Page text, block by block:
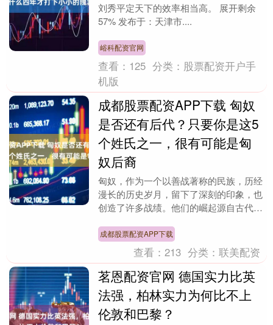
刘秀平定天下的效率相当高。 展开剩余
57% 发布于：天津市....
峪科配资官网
查看： 125 分类： 股票配资开户手
机版
成都股票配资APP下载 匈奴
是否还有后代？只要你是这5
个姓氏之一，很有可能是匈
奴后裔
匈奴，作为一个以善战著称的民族，历经
漫长的历史岁月，留下了深刻的印象，也
创造了许多战绩。他们的崛起源自古代蒙
于气候条件恶劣，....
成都股票配资APP下载
查看：213 分类：联美配资
茗恩配资官网 德国实力比英
法强，柏林实力为何比不上
伦敦和巴黎？